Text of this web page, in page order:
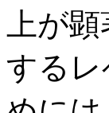
上が
する